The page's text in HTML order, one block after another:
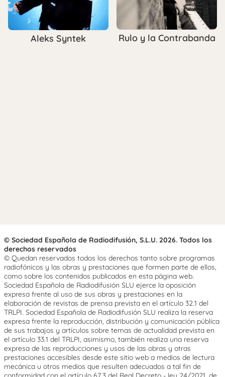
Aleks Syntek Rulo y la Contrabanda
© Sociedad Española de Radiodifusión, S.L.U. 2026. Todos los
derechos reservados
© Quedan reservados todos los derechos tanto sobre programas
radiofónicos y las obras y prestaciones que formen parte de ellos,
como sobre los contenidos publicados en esta página web.
Sociedad Española de Radiodifusión SLU ejerce la oposición
expresa frente al uso de sus obras y prestaciones en la
elaboración de revistas de prensa prevista en el artículo 32.1 del
TRLPI. Sociedad Española de Radiodifusión SLU realiza la reserva
expresa frente la reproducción, distribución y comunicación pública
de sus trabajos y artículos sobre temas de actualidad prevista en
el artículo 33.1 del TRLPI, asimismo, también realiza una reserva
expresa de las reproducciones y usos de las obras y otras
prestaciones accesibles desde este sitio web a medios de lectura
mecánica u otros medios que resulten adecuados a tal fin de